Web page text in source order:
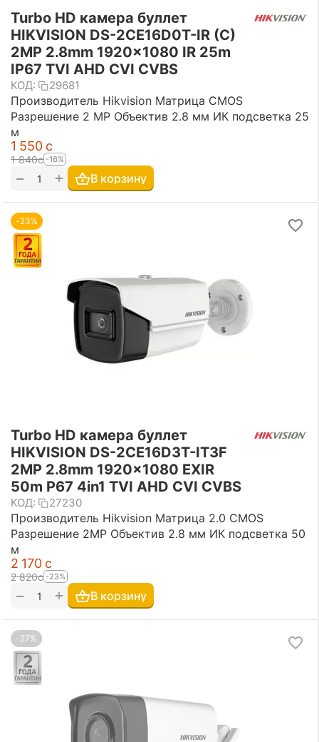
Turbo HD камера буллет
HIKVISION DS-2CE16D0T-IR (C)
2MP 2.8mm 1920x1080 IR 25m
IP67 TVI AHD CVI CVBS
КОД: 29681
Производитель Hikvision Матрица CMOS
Разрешение 2 MP Объектив 2.8 мм ИК подсветка 25
м
1 550 с
1 840с -16%
+
− В корзину
-23%
Turbo HD камера буллет
HIKVISION DS-2CE16D3T-IT3F
2MP 2.8mm 1920x1080 EXIR
50m P67 4in1 TVI AHD CVI CVBS
КОД: 27230
Производитель Hikvision Матрица 2.0 CMOS
Разрешение 2MP Объектив 2.8 мм ИК подсветка 50
м
2 170 с
2 820с -23%
+
− В корзину
-27%